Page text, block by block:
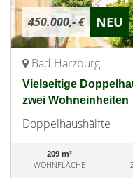
450.000,- € NEU
Bad Harzburg
Vielseitige
zwei Wohneinheiten
Doppelhaushälfte
209 m²
WOHNFLÄCHE